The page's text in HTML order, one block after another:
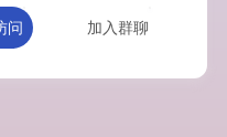
问 加入群聊